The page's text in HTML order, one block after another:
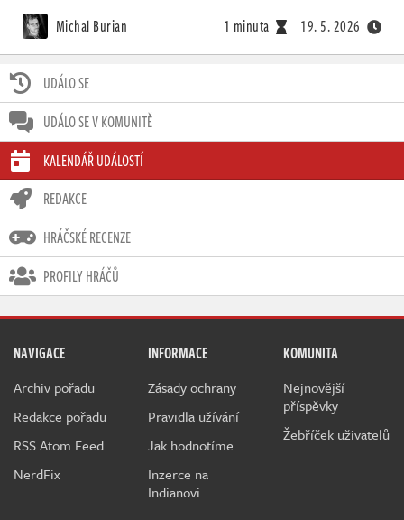
UDÁLO SE
UDÁLO SE V KOMUNITĚ
KALENDÁŘ UDÁLOSTÍ
REDAKCE
HRÁČSKÉ RECENZE
PROFILY HRÁČŮ
Michal Burian 1 minuta 19. 5. 2026
NAVIGACE
Archiv pořadu
Redakce pořadu
RSS Atom Feed
NerdFix
INFORMACE
Zásady ochrany
Pravidla užívání
Jak hodnotíme
Inzerce na
Indianovi
KOMUNITA
Nejnovější
příspěvky
Žebříček uživatelů